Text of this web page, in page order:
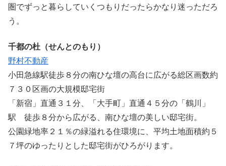
圏でずっと暮らしていくつもりだったらかなり迷っただろ
う。
千都の杜（せんとのもり）
野村不動産
小田急線駅徒歩８分の南ひな壇の高台に広がる総区画数約
７３０区画の大規模邸宅街
「新宿」直通３１分、「大手町」直通４５分の「鶴川」
駅 徒歩８分から広がる、南ひな壇の美しい邸宅街。
公園緑地率２１％の緑溢れる住環境に、平均土地面積約５
７坪のゆったりとした邸宅街がひろがります。